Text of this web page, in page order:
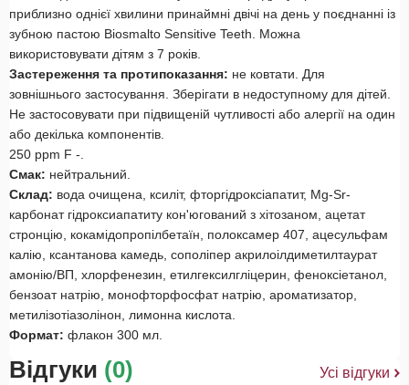
приблизно однієї хвилини принаймні двічі на день у поєднанні із
зубною пастою Biosmalto Sensitive Teeth. Можна
використовувати дітям з 7 років.
Застереження та протипоказання: не ковтати. Для
зовнішнього застосування. Зберігати в недоступному для дітей.
Не застосовувати при підвищеній чутливості або алергії на один
або декілька компонентів.
250 ppm F -.
Смак: нейтральний.
Склад: вода очищена, ксиліт, фторгідроксіапатит, Mg-Sr-
карбонат гідроксиапатиту кон'югований з хітозаном, ацетат
стронцію, кокамідопропілбетаїн, полоксамер 407, ацесульфам
калію, ксантанова камедь, сополіпер акрилоілдиметилтаурат
амонію/ВП, хлорфенезин, етилгексилгліцерин, феноксіетанол,
бензоат натрію, монофторфосфат натрію, ароматизатор,
метилізотіазолінон, лимонна кислота.
Формат: флакон 300 мл.
Відгуки (0) Усі відгуки